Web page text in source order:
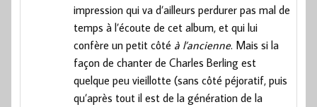
impression qui va d’ailleurs perdurer pas mal de
temps à l’écoute de cet album, et qui lui
confère un petit côté à l’ancienne. Mais si la
façon de chanter de Charles Berling est
quelque peu vieillotte (sans côté péjoratif, puis
qu’après tout il est de la génération de la